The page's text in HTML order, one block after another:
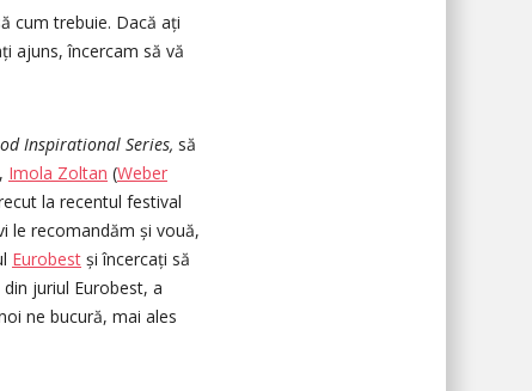
cum trebuie. Dacă ați
ajuns, încercam să vă
Inspirational Series, să
Imola Zoltan (Weber
la recentul festival
le recomandăm și vouă,
Eurobest și încercați să
juriul Eurobest, a
ne bucură, mai ales